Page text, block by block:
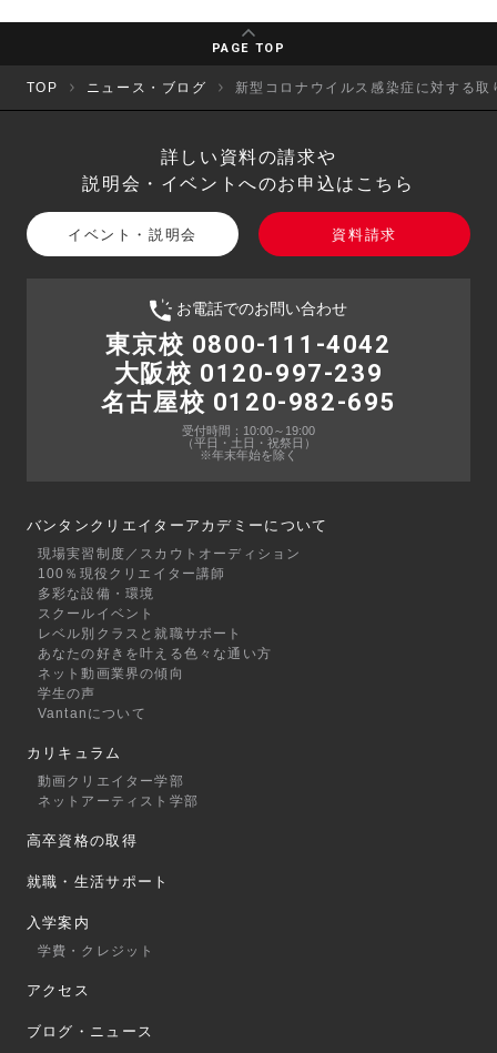
PAGE TOP
TOP ニュース・ブログ 新型コロナウイルス感染症に対する
詳しい資料の請求や
説明会・イベントへのお申込はこちら
イベント・説明会 資料請求
お電話でのお問い合わせ
東京校 0800-111-4042
大阪校 0120-997-239
名古屋校 0120-982-695
受付時間：10:00～19:00
（平日・土日・祝祭日）
※年末年始を除く
バンタンクリエイターアカデミーについて
現場実習制度／スカウトオーディション
100％現役クリエイター講師
多彩な設備・環境
スクールイベント
レベル別クラスと就職サポート
あなたの好きを叶える⾊々な通い⽅
ネット動画業界の傾向
学生の声
Vantanについて
カリキュラム
動画クリエイター学部
ネットアーティスト学部
高卒資格の取得
就職・生活サポート
入学案内
学費・クレジット
アクセス
ブログ・ニュース